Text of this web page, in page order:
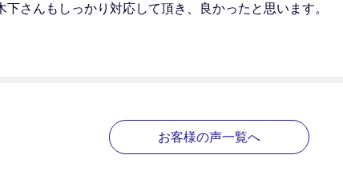
さんもしっかり対応して頂き、良かったと思います。
お客様の声一覧へ